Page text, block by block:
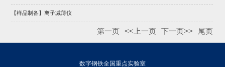
【样品制备】离子减薄仪
第一页 <<上一页 下一页>> 尾页
数字钢铁全国重点实验室